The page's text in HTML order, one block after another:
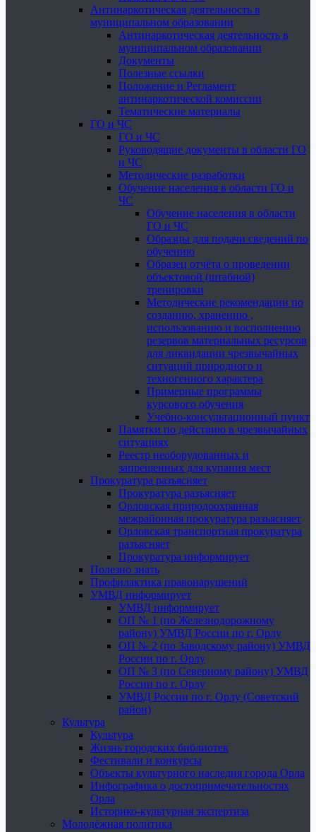
Антинаркотическая деятельность в
муниципальном образовании
Антинаркотическая деятельность в
муниципальном образовании
Документы
Полезные ссылки
Положение и Регламент
антинаркотической комиссии
Тематические материалы
ГО и ЧС
ГО и ЧС
Руководящие документы в области ГО
и ЧС
Методические разработки
Обучение населения в области ГО и
ЧС
Обучение населения в области
ГО и ЧС
Образцы для подачи сведений по
обучению
Образец отчёта о проведении
объектовой (штабной)
тренировки
Методические рекомендации по
созданию, хранению ,
использованию и восполнению
резервов материальных ресурсов
для ликвидации чрезвычайных
ситуаций природного и
техногенного характера
Примерные программы
курсового обучения
Учебно-консультационный пункт
Памятки по действию в чрезвычайных
ситуациях
Реестр необорудованных и
запрещенных для купания мест
Прокуратура разъясняет
Прокуратура разъясняет
Орловская природоохранная
межрайонная прокуратура разъясняет
Орловская транспортная прокуратура
разъясняет
Прокуратура информирует
Полезно знать
Профилактика правонарушений
УМВД информирует
УМВД информирует
ОП № 1 (по Железнодорожному
району) УМВД России по г. Орлу
ОП № 2 (по Заводскому району) УМВД
России по г. Орлу
ОП № 3 (по Северному району) УМВД
России по г. Орлу
УМВД России по г. Орлу (Советский
район)
Культура
Культура
Жизнь городских библиотек
Фестивали и конкурсы
Объекты культурного наследия города Орла
Инфографика о достопримечательностях
Орла
Историко-культурная экспертиза
Молодёжная политика